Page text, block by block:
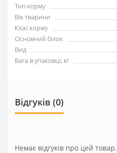
Тип корму
Вік тварини
Клас корму
Основний білок
Вид
Вага в упаковці, кг
Відгуків (0)
Немає відгуків про цей товар.